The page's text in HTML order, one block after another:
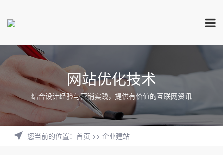
网站优化技术
结合设计经验与营销实践，提供有价值的互联网资讯
您当前的位置： 首页 >> 企业建站